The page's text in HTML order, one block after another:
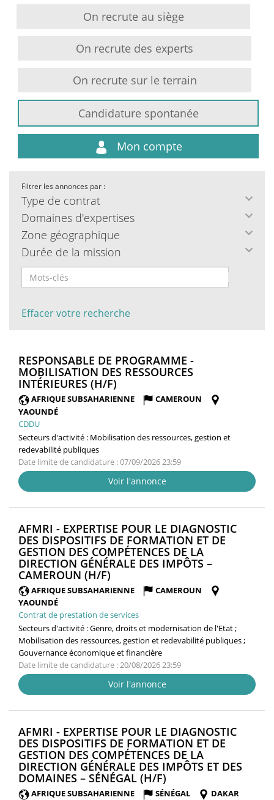
On recrute au siège
On recrute des experts
On recrute sur le terrain
Candidature spontanée
Mon compte
Filtrer les annonces par :
Type de contrat
Domaines d'expertises
Zone géographique
Durée de la mission
Effacer votre recherche
RESPONSABLE DE PROGRAMME -
MOBILISATION DES RESSOURCES
INTÉRIEURES (H/F)
FENÊTRE)
AFRIQUE SUBSAHARIENNE
CAMEROUN
YAOUNDÉ
CDDU
Secteurs d'activité : Mobilisation des ressources, gestion et
redevabilité publiques
Date limite de candidature : 07/09/2026 23:59
Voir l'annonce
AFMRI - EXPERTISE POUR LE DIAGNOSTIC
DES DISPOSITIFS DE FORMATION ET DE
GESTION DES COMPÉTENCES DE LA
DIRECTION GÉNÉRALE DES IMPÔTS –
CAMEROUN (H/F)
FENÊTRE)
AFRIQUE SUBSAHARIENNE
CAMEROUN
YAOUNDÉ
Contrat de prestation de services
Secteurs d'activité :Genre, droits et modernisation de l'Etat ;
Mobilisation des ressources, gestion et redevabilité publiques ;
Gouvernance économique et financière
Date limite de candidature : 20/08/2026 23:59
Voir l'annonce
AFMRI - EXPERTISE POUR LE DIAGNOSTIC
DES DISPOSITIFS DE FORMATION ET DE
GESTION DES COMPÉTENCES DE LA
DIRECTION GÉNÉRALE DES IMPÔTS ET DES
DOMAINES – SÉNÉGAL (H/F)
FENÊTRE)
AFRIQUE SUBSAHARIENNE SÉNÉGAL
DAKAR